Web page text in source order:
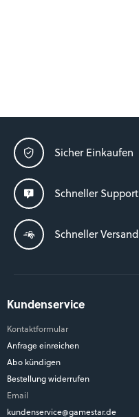
Sicher Einkaufen
Schneller Support
Schneller Versand
Kundenservice
Kontaktformular
Anfrage einreichen
Abo kündigen
Bestellung widerrufen
Email
kundenservice@gamestar.de